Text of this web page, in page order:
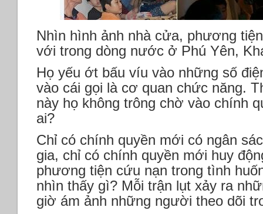
Nhìn hình ảnh nhà cửa, phương
với trong dòng nước ở Phú Yên,
Họ yếu ớt bấu víu vào những số
vào cái gọi là cơ quan chức năng.
này họ không trông chờ vào chính
ai?
Chỉ có chính quyền mới có ngân
gia, chỉ có chính quyền mới huy
phương tiện cứu nạn trong tình
nhìn thấy gì? Mỗi trận lụt xảy ra
giờ ám ảnh những người theo dõi